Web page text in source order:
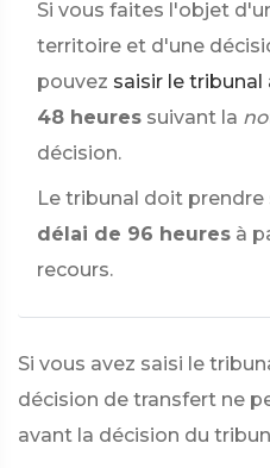
Si vous faites l'objet
territoire et d'une
pouvez saisir le
48 heures suivant la
décision.
Le tribunal doit prendre
délai de 96 heures à
recours.
Si vous avez saisi le
décision de transfert ne
avant la décision du